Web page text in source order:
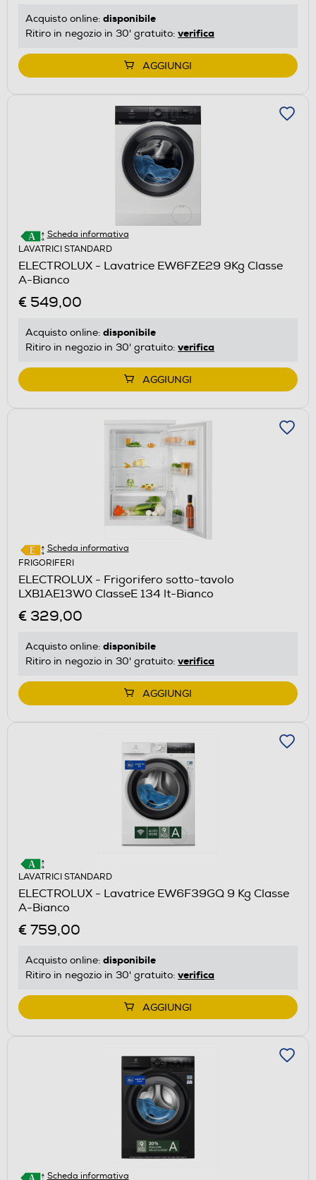
Acquisto online: disponibile
Ritiro in negozio in 30' gratuito: verifica
AGGIUNGI
Scheda informativa
LAVATRICI STANDARD
ELECTROLUX - Lavatrice EW6FZE29 9Kg Classe
A-Bianco
€ 549,00
Acquisto online: disponibile
Ritiro in negozio in 30' gratuito: verifica
AGGIUNGI
Scheda informativa
FRIGORIFERI
ELECTROLUX - Frigorifero sotto-tavolo
LXB1AE13W0 ClasseE 134 lt-Bianco
€ 329,00
Acquisto online: disponibile
Ritiro in negozio in 30' gratuito: verifica
AGGIUNGI
LAVATRICI STANDARD
ELECTROLUX - Lavatrice EW6F39GQ 9 Kg Classe
A-Bianco
€ 759,00
Acquisto online: disponibile
Ritiro in negozio in 30' gratuito: verifica
AGGIUNGI
Scheda informativa